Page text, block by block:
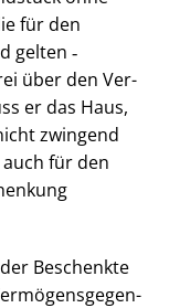
für den
gelten ‑
über den Ver­
er das Haus,
zwingend
für den
Beschenkte